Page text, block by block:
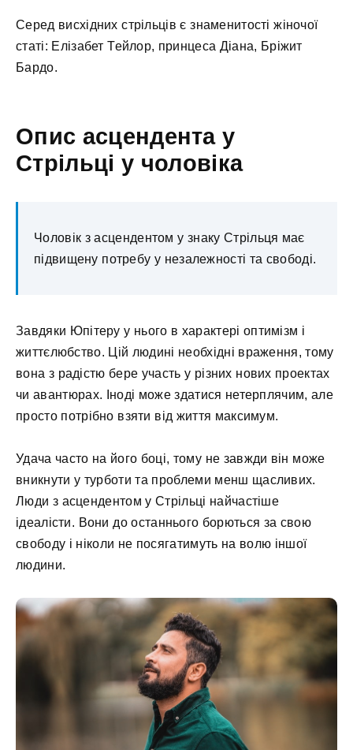
Серед висхідних стрільців є знаменитості жіночої
статі: Елізабет Тейлор, принцеса Діана, Бріжит
Бардо.
Опис асцендента у
Стрільці у чоловіка
Чоловік з асцендентом у знаку Стрільця має
підвищену потребу у незалежності та свободі.
Завдяки Юпітеру у нього в характері оптимізм і
життєлюбство. Цій людині необхідні враження, тому
вона з радістю бере участь у різних нових проектах
чи авантюрах. Іноді може здатися нетерплячим, але
просто потрібно взяти від життя максимум.
Удача часто на його боці, тому не завжди він може
вникнути у турботи та проблеми менш щасливих.
Люди з асцендентом у Стрільці найчастіше
ідеалісти. Вони до останнього борються за свою
свободу і ніколи не посягатимуть на волю іншої
людини.